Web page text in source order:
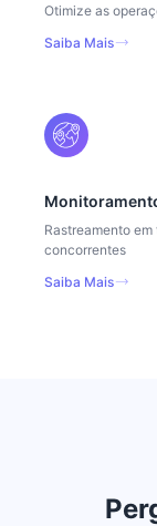
Otimize as
Saiba Mais
Rastreamento
concorrentes
Saiba Mais